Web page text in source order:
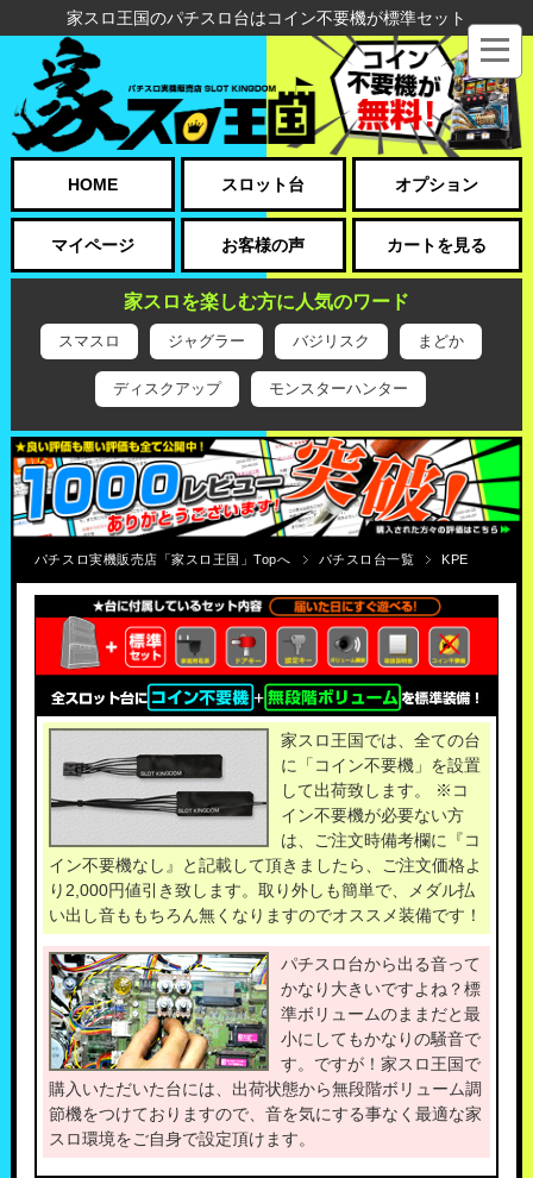
家スロ王国のパチスロ台はコイン不要機が標準セット
HOME スロット台 オプション
マイページ お客様の声 カートを見る
家スロを楽しむ方に人気のワード
スマスロ ジャグラー バジリスク まどか
ディスクアップ モンスターハンター
パチスロ実機販売店「家スロ王国」Topへ パチスロ台一覧 KPE
家スロ王国では、全ての台
に「コイン不要機」を設置
して出荷致します。 ※コ
イン不要機が必要ない方
は、ご注文時備考欄に『コ
イン不要機なし』と記載して頂きましたら、ご注文価格よ
り2,000円値引き致します。取り外しも簡単で、メダル払
い出し音ももちろん無くなりますのでオススメ装備です！
パチスロ台から出る音って
かなり大きいですよね？標
準ボリュームのままだと最
小にしてもかなりの騒音で
す。ですが！家スロ王国で
購入いただいた台には、出荷状態から無段階ボリューム調
節機をつけておりますので、音を気にする事なく最適な家
スロ環境をご自身で設定頂けます。